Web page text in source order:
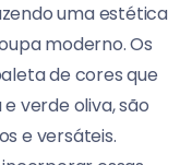
uma estética
moderno. Os
de cores que
verde oliva, são
e versáteis.